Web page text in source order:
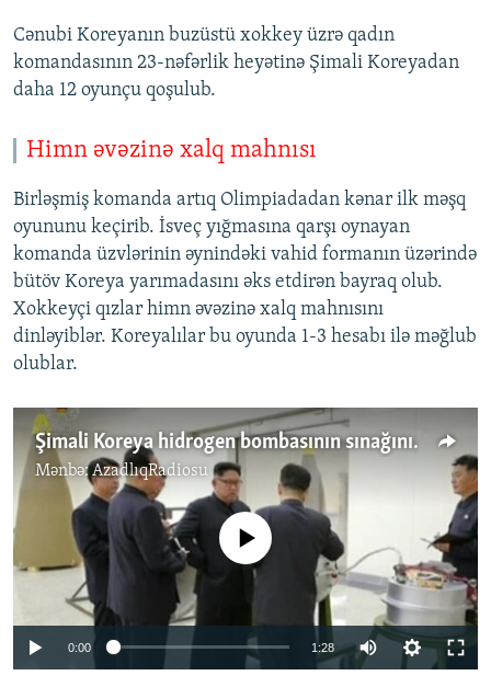
Cənubi Koreyanın buzüstü xokkey üzrə qadın
komandasının 23-nəfərlik heyətinə Şimali Koreyadan
daha 12 oyunçu qoşulub.
Himn əvəzinə xalq mahnısı
Birləşmiş komanda artıq Olimpiadadan kənar ilk məşq
oyununu keçirib. İsveç yığmasına qarşı oynayan
komanda üzvlərinin əynindəki vahid formanın üzərində
bütöv Koreya yarımadasını əks etdirən bayraq olub.
Xokkeyçi qızlar himn əvəzinə xalq mahnısını
dinləyiblər. Koreyalılar bu oyunda 1-3 hesabı ilə məğlub
olublar.
Şimali Koreya hidrogen bombasının sınağını keçirdiyini deyir
Mənbə:AzadlıqRadiosu
No media source currently available
0:00 1:28